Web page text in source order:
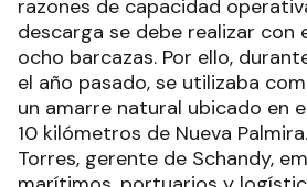
razones de capacidad
descarga se debe realizar
ocho barcazas. Por ello,
el año pasado, se utilizaba
un amarre natural ubicado en
10 kilómetros de Nueva
Torres, gerente de Schandy,